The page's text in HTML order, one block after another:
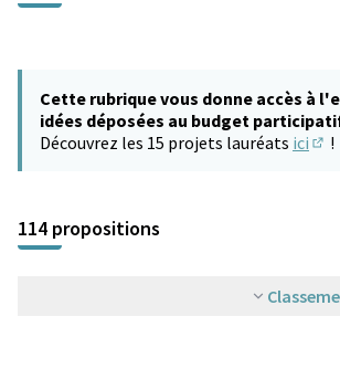
Cette rubrique vous donne accès à
idées déposées au budget
Découvrez les 15 projets lauréats ici !
114 propositions